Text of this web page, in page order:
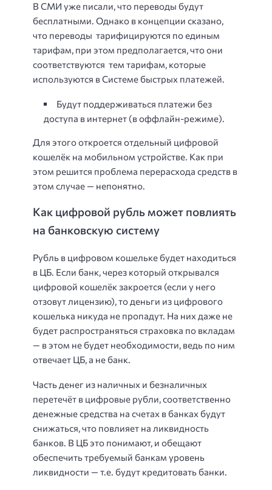
В СМИ уже писали, что переводы будут
бесплатными. Однако в концепции сказано,
что переводы тарифицируются по единым
тарифам, при этом предполагается, что они
соответствуются тем тарифам, которые
используются в Системе быстрых платежей.
Будут поддерживаться платежи без
доступа в интернет (в оффлайн-режиме).
Для этого откроется отдельный цифровой
кошелёк на мобильном устройстве. Как при
этом решится проблема перерасхода средств в
этом случае — непонятно.
Как цифровой рубль может повлиять
на банковскую систему
Рубль в цифровом кошельке будет находиться
в ЦБ. Если банк, через который открывался
цифровой кошелёк закроется (если у него
отзовут лицензию), то деньги из цифрового
кошелька никуда не пропадут. На них даже не
будет распространяться страховка по вкладам
— в этом не будет необходимости, ведь по ним
отвечает ЦБ, а не банк.
Часть денег из наличных и безналичных
перетечёт в цифровые рубли, соответственно
денежные средства на счетах в банках будут
снижаться, что повлияет на ликвидность
банков. В ЦБ это понимают, и обещают
обеспечить требуемый банкам уровень
ликвидности — т.е. будут кредитовать банки.